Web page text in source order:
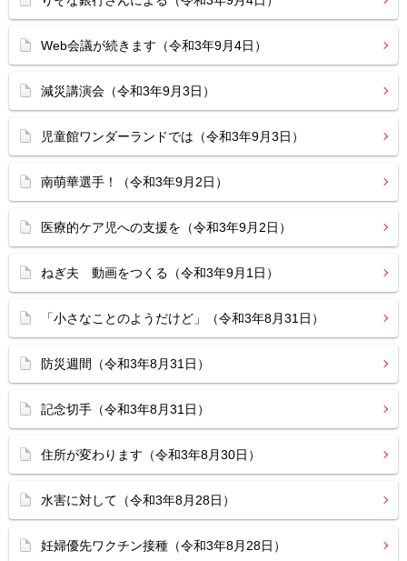
Web会議が続きます（令和3年9月4日）
減災講演会（令和3年9月3日）
児童館ワンダーランドでは（令和3年9月3日）
南萌華選手！（令和3年9月2日）
医療的ケア児への支援を（令和3年9月2日）
ねぎ夫 動画をつくる（令和3年9月1日）
「小さなことのようだけど」（令和3年8月31日）
防災週間（令和3年8月31日）
記念切手（令和3年8月31日）
住所が変わります（令和3年8月30日）
水害に対して（令和3年8月28日）
妊婦優先ワクチン接種（令和3年8月28日）